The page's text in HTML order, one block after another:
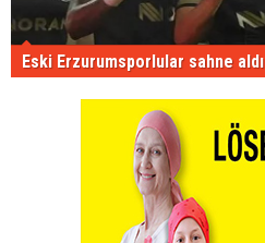
Eski Erzurumsporlular sahne aldı